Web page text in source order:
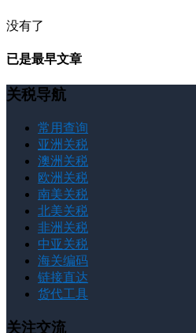
没有了
已是最早文章
关税导航
常用查询
亚洲关税
澳洲关税
欧洲关税
南美关税
北美关税
非洲关税
中亚关税
海关编码
链接直达
货代工具
关注交流